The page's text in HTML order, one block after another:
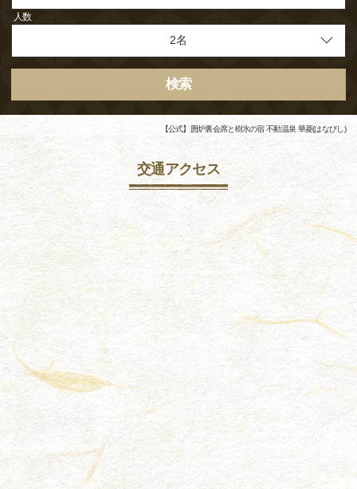
人数
検索
【公式】囲炉裏会席と樹氷の宿 不動温泉 華菱(はなびし)
交通アクセス